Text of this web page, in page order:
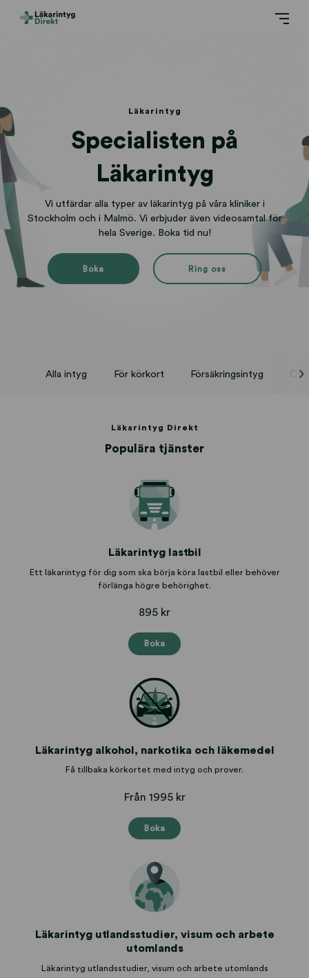
Läkarintyg
Specialisten på
Läkarintyg
Vi utfärdar alla typer av läkarintyg på våra kliniker i
Stockholm och i Malmö. Vi erbjuder även videosamtal för
hela Sverige. Boka tid nu!
Boka Ring oss
Alla intyg För körkort Försäkringsintyg
Läkarintyg Direkt
Populära tjänster
Läkarintyg lastbil
Ett läkarintyg för dig som ska börja köra lastbil eller behöver
förlänga högre behörighet.
895 kr
Boka
Läkarintyg alkohol, narkotika och läkemedel
Få tillbaka körkortet med intyg och prover.
Från 1995 kr
Boka
Läkarintyg utlandsstudier, visum och arbete
utomlands
Läkarintyg utlandsstudier, visum och arbete utomlands